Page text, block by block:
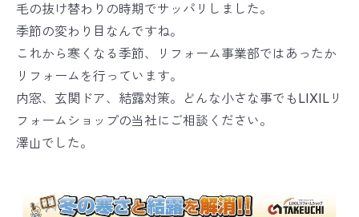
毛の抜け替わりの時期でサッパリしました。
季節の変わり目なんですね。
これから寒くなる季節、リフォーム事業部ではあったか
リフォームを行っています。
内窓、玄関ドア、結露対策。どんな小さな事でもLIXILリ
フォームショップの当社にご相談ください。
澤山でした。